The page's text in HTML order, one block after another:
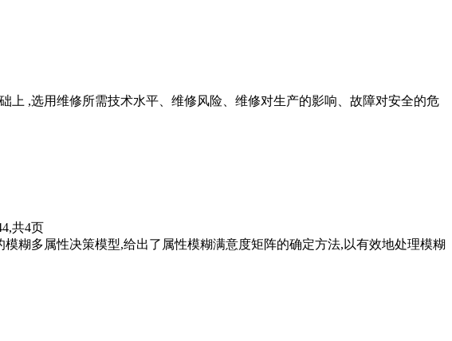
,选用维修所需技术水平、维修风险、维修对生产的影响、故障对安全的危
共4页
糊多属性决策模型,给出了属性模糊满意度矩阵的确定方法,以有效地处理模糊